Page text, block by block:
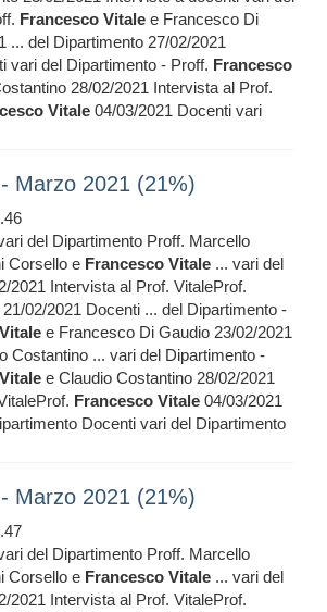
Francesco Vitale e Francesco Di
... del Dipartimento 27/02/2021
vari del Dipartimento - Proff. Francesco
28/02/2021 Intervista al Prof.
Vitale 04/03/2021 Docenti vari
Marzo 2021 (21%)
del Dipartimento Proff. Marcello
Corsello e Francesco Vitale ... vari del
2021 Intervista al Prof. VitaleProf.
21/02/2021 Docenti ... del Dipartimento -
Vitale e Francesco Di Gaudio 23/02/2021
Costantino ... vari del Dipartimento -
Vitale e Claudio Costantino 28/02/2021
Francesco Vitale 04/03/2021
Docenti vari del Dipartimento
Marzo 2021 (21%)
del Dipartimento Proff. Marcello
Corsello e Francesco Vitale ... vari del
2021 Intervista al Prof. VitaleProf.